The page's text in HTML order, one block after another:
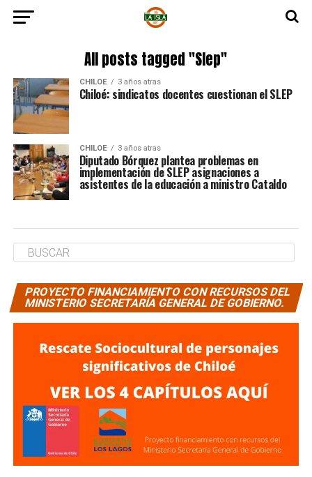
All posts tagged "Slep"
CHILOE 3 años atras
Chiloé: sindicatos docentes cuestionan el SLEP
CHILOE 3 años atras
Diputado Bórquez plantea problemas en
implementación de SLEP asignaciones a
asistentes de la educación a ministro Cataldo
PROYECTO FINANCIAMIENTO CON RECURSOS DEL
MINISTERIO SECRETARÍA GENERAL DE GOBIERNO.